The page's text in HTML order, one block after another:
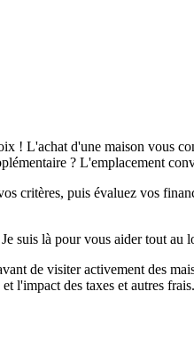
! L'achat d'une maison vous
? L'emplacement
critères, puis évaluez vos
suis là pour vous aider tout au
de visiter activement des
l'impact des taxes et autres frais.